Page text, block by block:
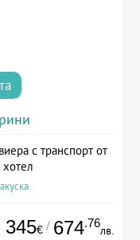
с транспорт от
хотел
345€ / 674.76
лв.